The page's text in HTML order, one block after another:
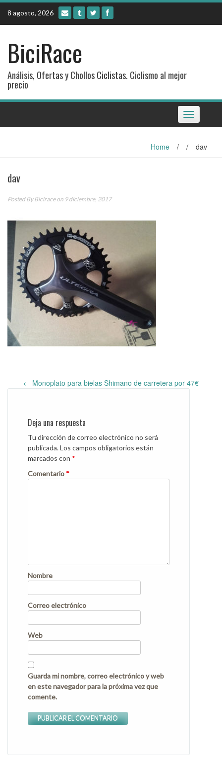
Skip
content
8 agosto, 2026
BiciRace
Análisis, Ofertas y Chollos Ciclistas. Ciclismo al mejor
precio
Toggle
navigation
Home / / dav
dav
Posted ByBiciraceon 9 diciembre, 2017
Post
← Monoplato para bielas Shimano de carretera por 47€
Deja una respuesta
Tu dirección de correo electrónico no será
publicada.Los campos obligatorios están
marcados con *
Comentario *
Nombre
Correo electrónico
Web
Guarda mi nombre, correo electrónico y web
en este navegador para la próxima vez que
comente.